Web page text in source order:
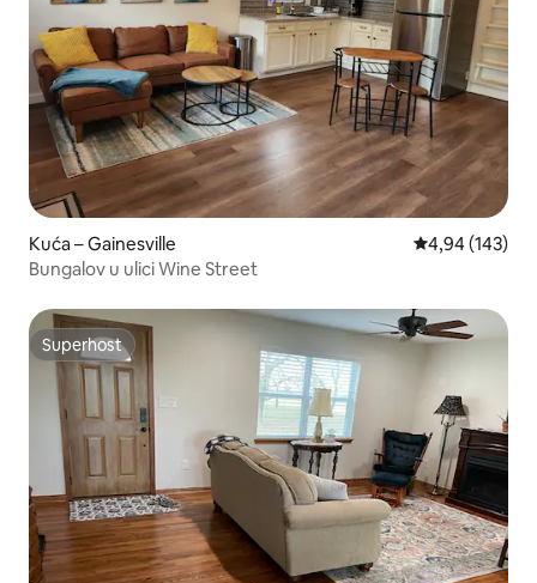
Kuća – Gainesville Prosječna
4,94 (143)
Bungalov u ulici Wine Street
Superhost
Superhost